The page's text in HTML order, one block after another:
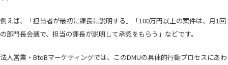
例えば、「担当者が最初に課長に説明する」「100万円以上の案件は、月1回
の部門長会議で、担当の課長が説明して承認をもらう」などです。
法人営業・BtoBマーケティングでは、このDMUの具体的行動プロセスにあわ